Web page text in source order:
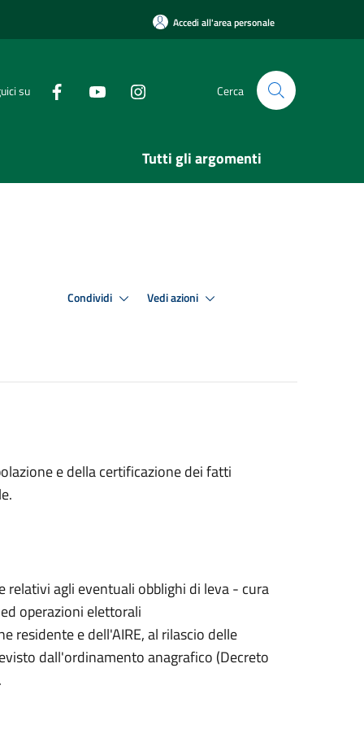
Accedi all'area personale
su Cerca
Tutti gli argomenti
Condividi Vedi azioni
e della certificazione dei fatti
agli eventuali obblighi di leva - cura
operazioni elettorali
residente e dell'AIRE, al rilascio delle
dall'ordinamento anagrafico (Decreto